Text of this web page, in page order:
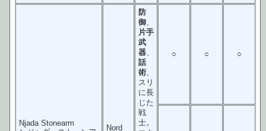
Njada Stonearm
Nord
防
御、
片手
武
器、
話
術、
スリ
に長
じた
戦
士。
○ ○ ○